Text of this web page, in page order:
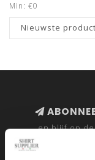
Min: €0
Nieuwste
en blijf op de